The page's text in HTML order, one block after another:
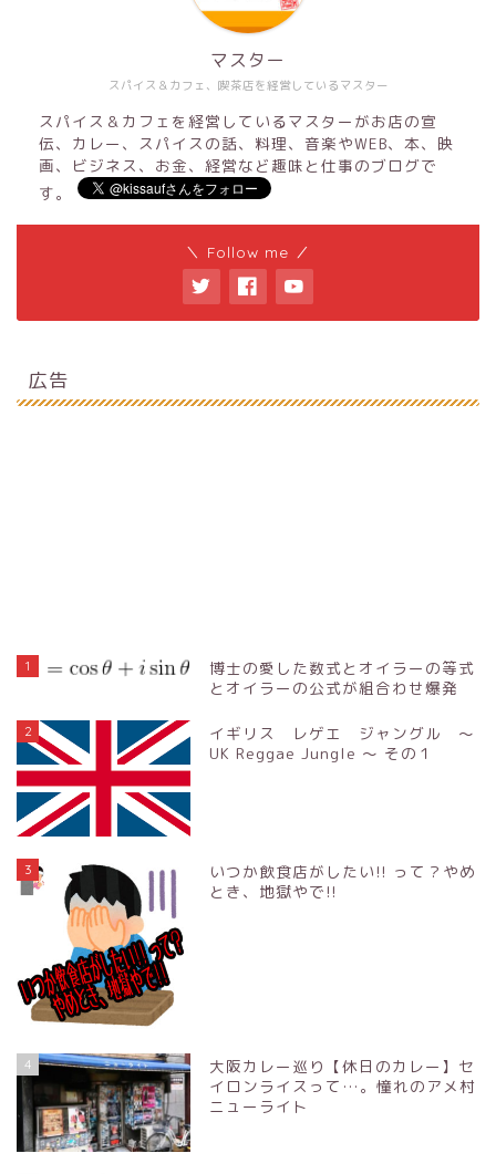
スパイス＆カフェ、喫茶店を経営しているマスター
マスター
スパイス＆カフェを経営しているマスターがお店の宣
伝、カレー、スパイスの話、料理、音楽やWEB、本、映
画、ビジネス、お金、経営など趣味と仕事のブログで
す。
＼ Follow me ／
広告
1
博士の愛した数式とオイラーの等式
とオイラーの公式が組合わせ爆発
2
イギリス レゲエ ジャングル ～
UK Reggae Jungle ～ その１
3
いつか飲食店がしたい!! って？やめ
とき、地獄やで!!
4
大阪カレー巡り【休日のカレー】セ
イロンライスって…。憧れのアメ村
ニューライト